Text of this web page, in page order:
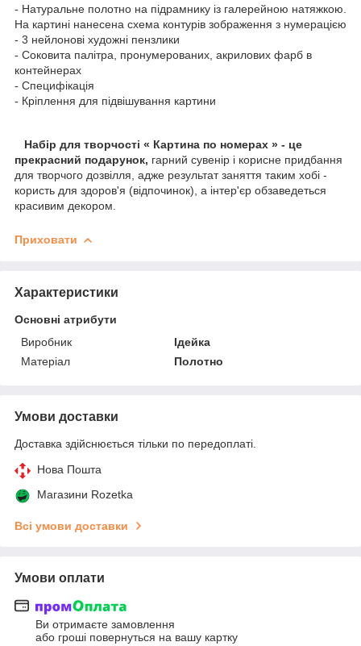
- Натуральне полотно на підрамнику із галерейною натяжкою.
На картині нанесена схема контурів зображення з нумерацією
- 3 нейлонові художні пензлики
- Соковита палітра, пронумерованих, акрилових фарб в
контейнерах
- Специфікація
- Кріплення для підвішування картини
Набір для творчості « Картина по номерах » - це
прекрасний подарунок, гарний сувенір і корисне придбання
для творчого дозвілля, адже результат заняття таким хобі -
користь для здоров'я (відпочинок), а інтер'єр обзаведеться
красивим декором.
Приховати
Характеристики
Основні атрибути
Виробник
Ідейка
Матеріал
Полотно
Умови доставки
Доставка здійснюється тільки по передоплаті.
Нова Пошта
Магазини Rozetka
Всі умови доставки
Умови оплати
Ви отримаєте замовлення
або гроші повернуться на вашу картку